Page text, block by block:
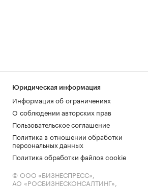
Юридическая информация
Информация об ограничениях
О соблюдении авторских прав
Пользовательское соглашение
Политика в отношении обработки
персональных данных
Политика обработки файлов cookie
© ООО «БИЗНЕСПРЕСС»,
АО «РОСБИЗНЕСКОНСАЛТИНГ»,